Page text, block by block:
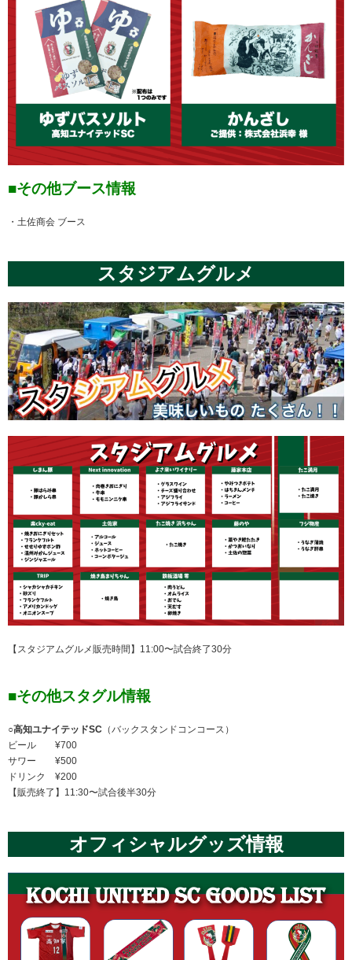
■その他ブース情報
・土佐商会 ブース
スタジアムグルメ
【スタジアムグルメ販売時間】11:00〜試合終了30分
■その他スタグル情報
○高知ユナイテッドSC （バックスタンドコンコース）
ビール ¥700
サワー ¥500
ドリンク ¥200
【販売終了】11:30〜試合後半30分
オフィシャルグッズ情報